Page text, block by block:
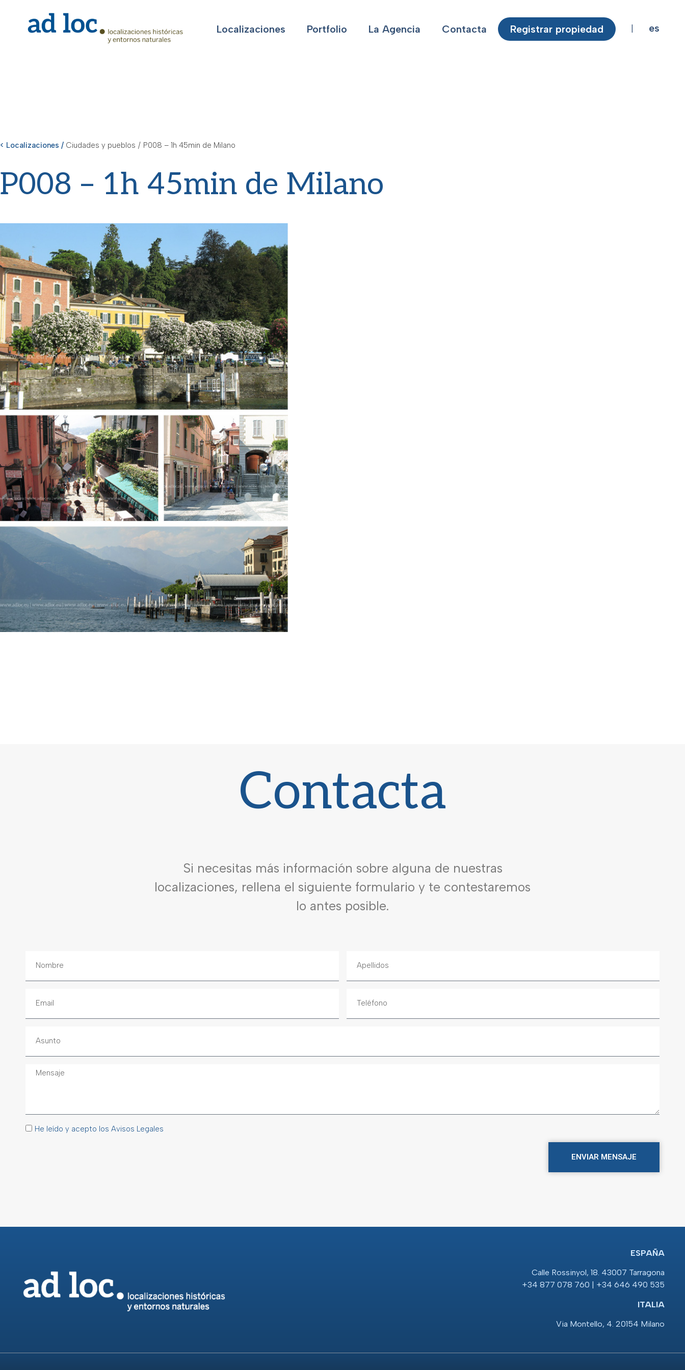
Localizaciones Portfolio La Agencia Contacta Registrar propiedad es
< Localizaciones / Ciudades y pueblos / P008 – 1h 45min de Milano
P008 – 1h 45min de Milano
Contacta
Si necesitas más información sobre alguna de nuestras
localizaciones, rellena el siguiente formulario y te contestaremos
lo antes posible.
He leído y acepto los Avisos Legales
ENVIAR MENSAJE
ESPAÑA
Calle Rossinyol, 18. 43007 Tarragona
+34 877 078 760 | +34 646 490 535
ITALIA
Via Montello, 4. 20154 Milano